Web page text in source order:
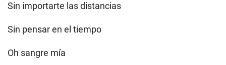
Sin importarte las distancias
Sin pensar en el tiempo
Oh sangre mía